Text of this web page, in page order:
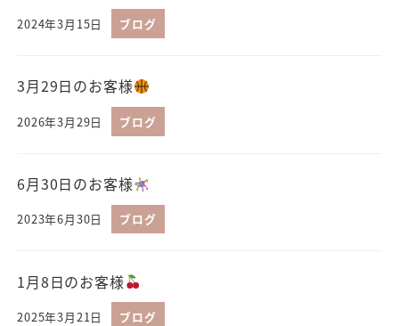
2024年3月15日 ブログ
3月29日のお客様
2026年3月29日 ブログ
6月30日のお客様
2023年6月30日 ブログ
1月8日のお客様
2025年3月21日 ブログ